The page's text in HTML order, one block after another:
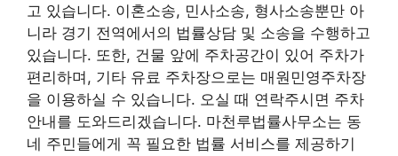
고 있습니다. 이혼소송, 민사소송, 형사소송뿐만 아
니라 경기 전역에서의 법률상담 및 소송을 수행하고
있습니다. 또한, 건물 앞에 주차공간이 있어 주차가
편리하며, 기타 유료 주차장으로는 매원민영주차장
을 이용하실 수 있습니다. 오실 때 연락주시면 주차
안내를 도와드리겠습니다. 마천루법률사무소는 동
네 주민들에게 꼭 필요한 법률 서비스를 제공하기